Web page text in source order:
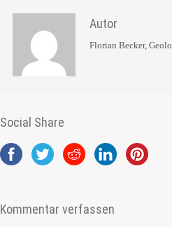
Autor
Florian Becker,
Social Share
Kommentar verfassen